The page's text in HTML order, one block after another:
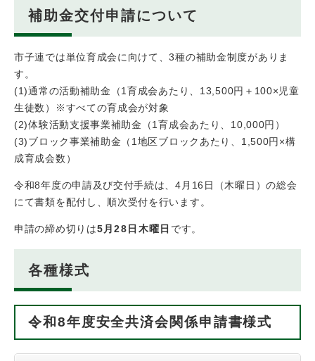
補助金交付申請について
市子連では単位育成会に向けて、3種の補助金制度がありま
す。
(1)通常の活動補助金（1育成会あたり、13,500円＋100×児童
生徒数）※すべての育成会が対象
(2)体験活動支援事業補助金（1育成会あたり、10,000円）
(3)ブロック事業補助金（1地区ブロックあたり、1,500円×構
成育成会数）
令和8年度の申請及び交付手続は、4月16日（木曜日）の総会
にて書類を配付し、順次受付を行います。
申請の締め切りは5月28日木曜日 です。
各種様式
令和8年度安全共済会関係申請書様式